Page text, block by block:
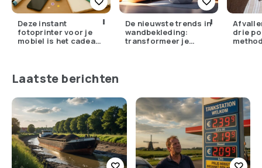
Deze instant
fotoprinter voor je
mobiel is het cadeau
De nieuwste trends in
wandbekleding:
transformeer je
drie
Laatste berichten